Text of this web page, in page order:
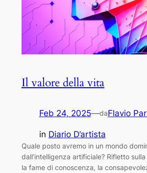
Il valore della vita
Feb 24, 2025—daFlavio
in Diario D’artista
Quale posto avremo in un mondo
dall’intelligenza artificiale? Rifletto
la fame di conoscenza, la